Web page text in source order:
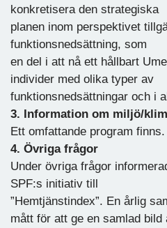
konkretisera den strategiska
planen inom perspektivet
funktionsnedsättning, som
en del i att nå ett hållbart
individer med olika typer av
funktionsnedsättningar och i
3. Information om miljö/
Ett omfattande program finns.
4. Övriga frågor
Under övriga frågor
SPF:s initiativ till
”Hemtjänstindex”. En årlig
mått för att ge en samlad bild